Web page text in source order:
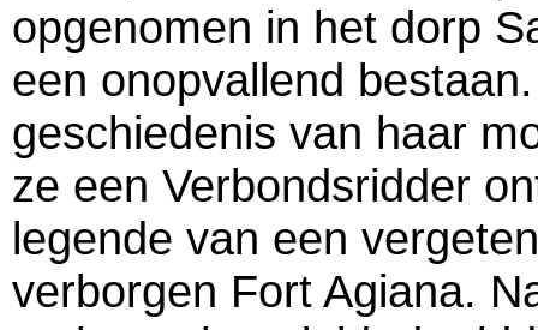
opgenomen in het dorp
een onopvallend
geschiedenis van haar
ze een Verbondsridder
legende van een
verborgen Fort Agiana.